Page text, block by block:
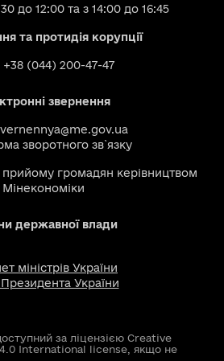
до 12:00 та з 14:00 до 16:45
та протидія корупції
+38 (044) 200-47-47
звернення
зворотного зв`язку
прийому громадян керівництвом
Мінекономіки
державної влади
міністрів України
України
за ліцензією Creative
International license, якщо не